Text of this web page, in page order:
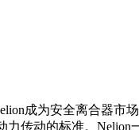
成为安全离合器市
传动的标准。Nelion